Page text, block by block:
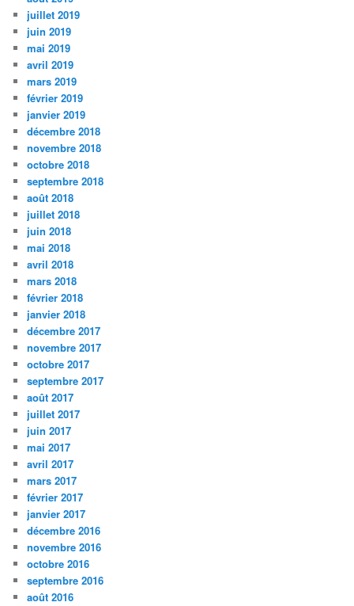
juillet 2019
juin 2019
mai 2019
avril 2019
mars 2019
février 2019
janvier 2019
décembre 2018
novembre 2018
octobre 2018
septembre 2018
août 2018
juillet 2018
juin 2018
mai 2018
avril 2018
mars 2018
février 2018
janvier 2018
décembre 2017
novembre 2017
octobre 2017
septembre 2017
août 2017
juillet 2017
juin 2017
mai 2017
avril 2017
mars 2017
février 2017
janvier 2017
décembre 2016
novembre 2016
octobre 2016
septembre 2016
août 2016